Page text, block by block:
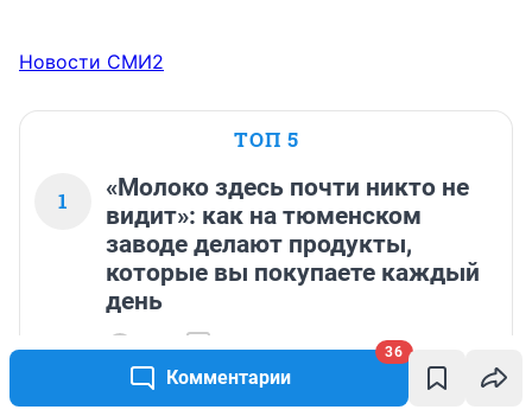
Комментарии
36
Новости СМИ2
ТОП 5
1
«Молоко здесь почти никто не
видит»: как на тюменском
заводе делают продукты,
которые вы покупаете каждый
день
Думали, что говорят с полицейским. Тайское